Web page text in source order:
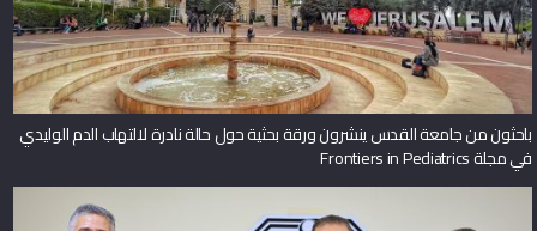
باحثون من جامعة القدس ينشرون ورقة بحثية حول حالة نادرة لالتهاب الدم الوليدي
في مجلة Frontiers in Pediatrics